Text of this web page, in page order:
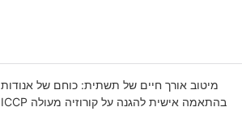
מיטוב אורך חיים של תשתית: כוחם של אנודות
ICCP בהתאמה אישית להגנה על קורוזיה מעולה